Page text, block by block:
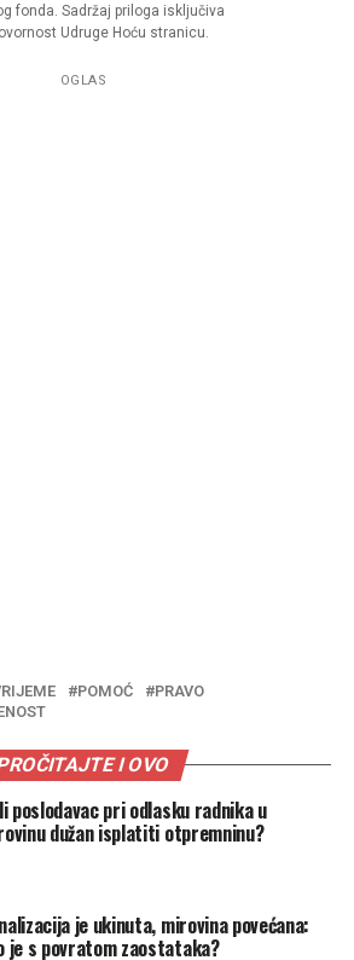
fonda. Sadržaj priloga isključiva
Udruge Hoću stranicu.
OGLAS
POMOĆ
PRAVO
I OVO
poslodavac pri odlasku radnika u
dužan isplatiti otpremninu?
je ukinuta, mirovina povećana:
je s povratom zaostataka?